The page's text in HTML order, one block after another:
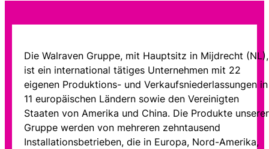
Die Walraven Gruppe, mit Hauptsitz in Mijdrecht (NL),
ist ein international tätiges Unternehmen mit 22
eigenen Produktions- und Verkaufsniederlassungen in
11 europäischen Ländern sowie den Vereinigten
Staaten von Amerika und China. Die Produkte unserer
Gruppe werden von mehreren zehntausend
Installationsbetrieben, die in Europa, Nord-Amerika,